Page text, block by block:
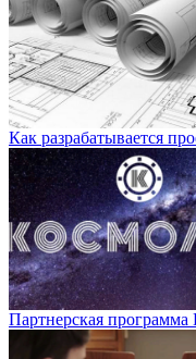
Как разрабатывается
Партнерская программа